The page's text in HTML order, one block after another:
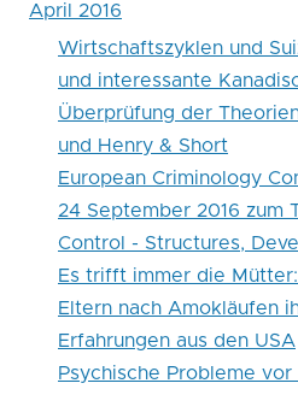
April 2016
Wirtschaftszyklen und
und interessante
Überprüfung der
und Henry & Short
European Criminology
24 September 2016 zum
Control - Structures,
Es trifft immer die
Eltern nach Amokläufen
Erfahrungen aus den USA
Psychische Probleme vor